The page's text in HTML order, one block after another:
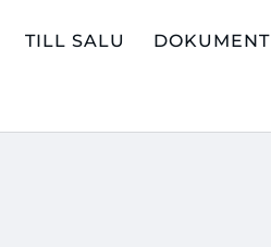
TILL SALU DOKUMENT